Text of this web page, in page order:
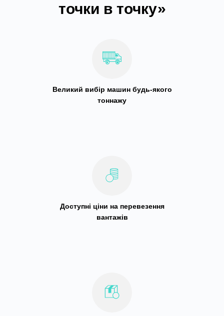
точки в точку»
Великий вибір машин будь-якого
тоннажу
Доступні ціни на перевезення
вантажів